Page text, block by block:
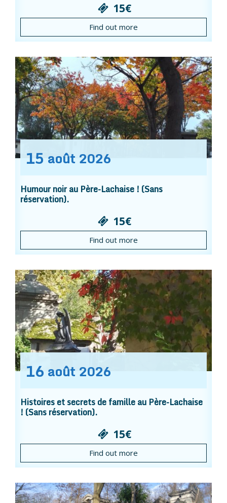
15€
Find out more
15 août 2026
Humour noir au Père-Lachaise ! (Sans
réservation).
15€
Find out more
16 août 2026
Histoires et secrets de famille au Père-Lachaise
! (Sans réservation).
15€
Find out more